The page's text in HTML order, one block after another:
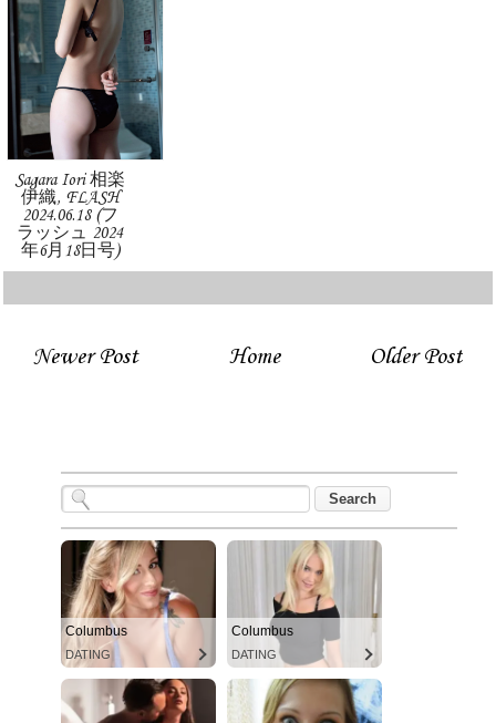
Sagara Iori 相楽
伊織, FLASH
2024.06.18 (フ
ラッシュ 2024
年6月18日号)
Newer Post Older Post
Home
Columbus
DATING
Columbus
DATING